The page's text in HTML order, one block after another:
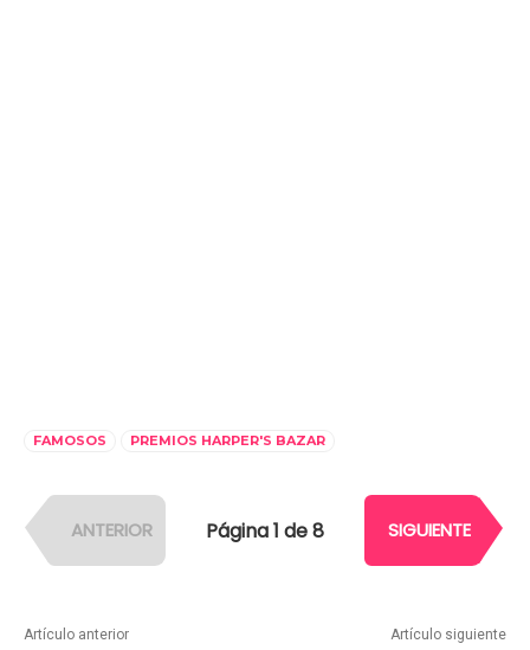
FAMOSOS PREMIOS HARPER'S BAZAR
ANTERIOR Página 1 de 8 SIGUIENTE
Artículo anterior Artículo siguiente